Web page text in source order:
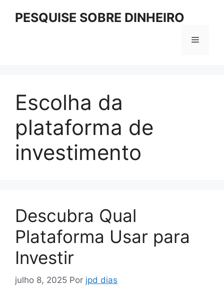
PESQUISE SOBRE DINHEIRO
Menu
Escolha da
plataforma de
investimento
Descubra Qual
Plataforma Usar para
Investir
julho 8, 2025 Por jpd dias